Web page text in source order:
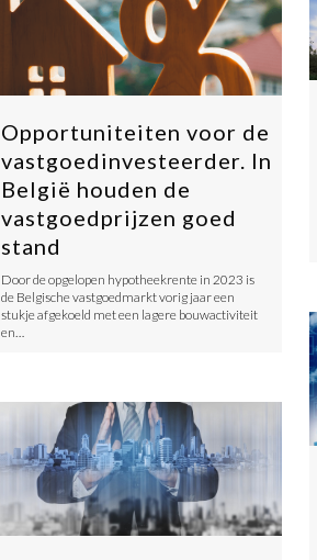
Opportuniteiten voor de
vastgoedinvesteerder. In
België houden de
vastgoedprijzen goed
stand
Door de opgelopen hypotheekrente in 2023 is
de Belgische vastgoedmarkt vorig jaar een
stukje afgekoeld met een lagere bouwactiviteit
en…